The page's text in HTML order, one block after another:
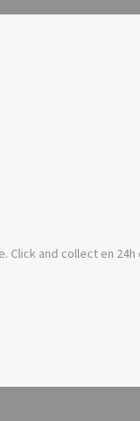
Click and collect en 24h